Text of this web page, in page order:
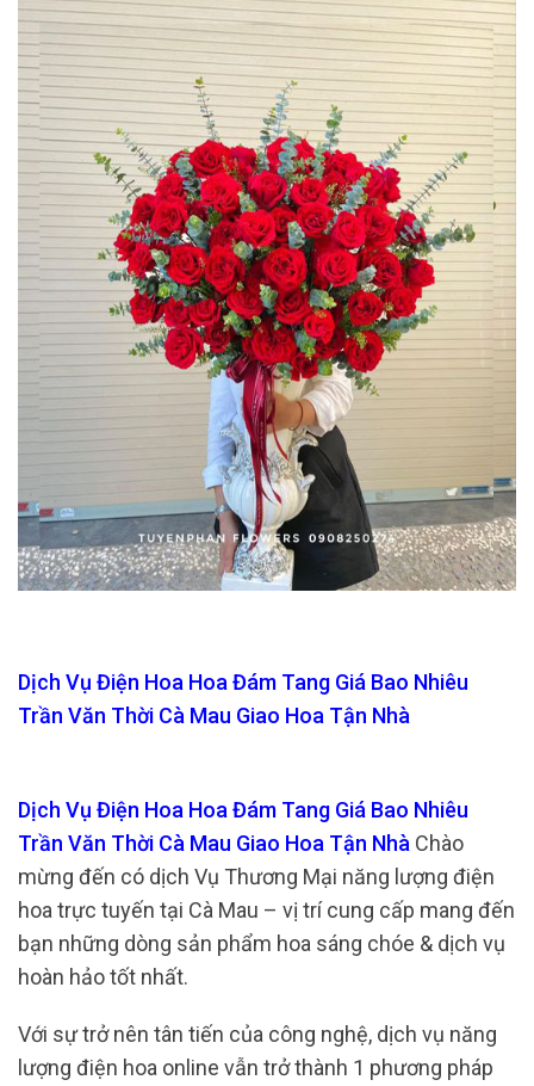
Dịch Vụ Điện Hoa Hoa Đám Tang Giá Bao Nhiêu
Trần Văn Thời Cà Mau Giao Hoa Tận Nhà
Dịch Vụ Điện Hoa Hoa Đám Tang Giá Bao Nhiêu
Trần Văn Thời Cà Mau Giao Hoa Tận Nhà Chào
mừng đến có dịch Vụ Thương Mại năng lượng điện
hoa trực tuyến tại Cà Mau – vị trí cung cấp mang đến
bạn những dòng sản phẩm hoa sáng chóe & dịch vụ
hoàn hảo tốt nhất.
Với sự trở nên tân tiến của công nghệ, dịch vụ năng
lượng điện hoa online vẫn trở thành 1 phương pháp